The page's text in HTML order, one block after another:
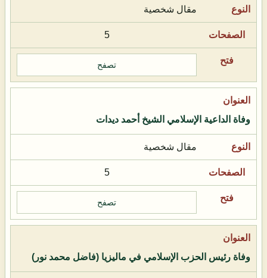
مقال شخصية
5
تصفح
وفاة الداعية الإسلامي الشيخ أحمد ديدات
مقال شخصية
5
تصفح
وفاة رئيس الحزب الإسلامي في ماليزيا (فاضل محمد نور)